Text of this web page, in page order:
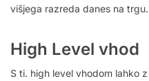
višjega razreda danes na trgu.
High Level vhod
S ti. high level vhodom lahko